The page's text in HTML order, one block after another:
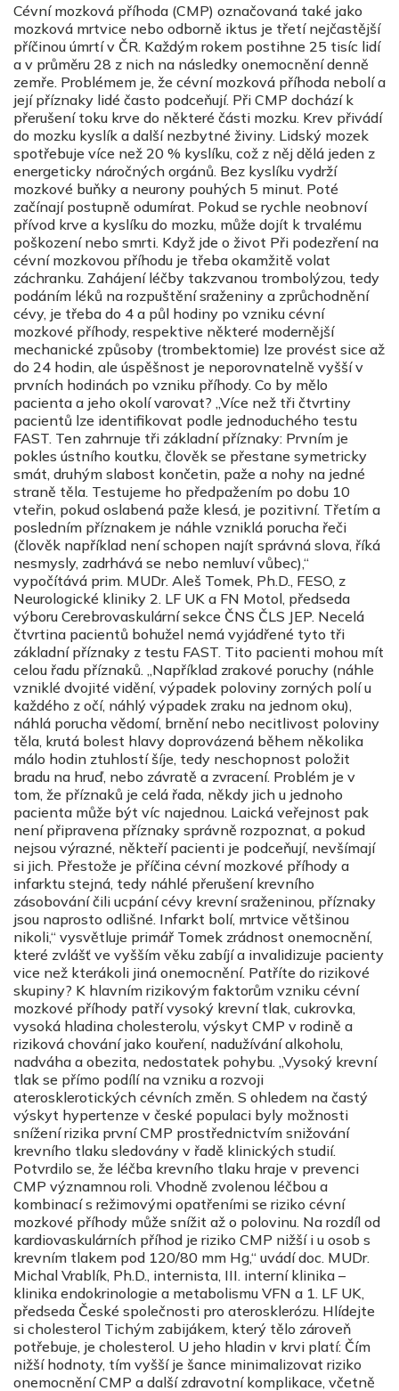
Cévní mozková příhoda (CMP) označovaná také jako
mozková mrtvice nebo odborně iktus je třetí nejčastější
příčinou úmrtí v ČR. Každým rokem postihne 25 tisíc lidí
a v průměru 28 z nich na následky onemocnění denně
zemře. Problémem je, že cévní mozková příhoda nebolí a
její příznaky lidé často podceňují. Při CMP dochází k
přerušení toku krve do některé části mozku. Krev přivádí
do mozku kyslík a další nezbytné živiny. Lidský mozek
spotřebuje více než 20 % kyslíku, což z něj dělá jeden z
energeticky náročných orgánů. Bez kyslíku vydrží
mozkové buňky a neurony pouhých 5 minut. Poté
začínají postupně odumírat. Pokud se rychle neobnoví
přívod krve a kyslíku do mozku, může dojít k trvalému
poškození nebo smrti. Když jde o život Při podezření na
cévní mozkovou příhodu je třeba okamžitě volat
záchranku. Zahájení léčby takzvanou trombolýzou, tedy
podáním léků na rozpuštění sraženiny a zprůchodnění
cévy, je třeba do 4 a půl hodiny po vzniku cévní
mozkové příhody, respektive některé modernější
mechanické způsoby (trombektomie) lze provést sice až
do 24 hodin, ale úspěšnost je neporovnatelně vyšší v
prvních hodinách po vzniku příhody. Co by mělo
pacienta a jeho okolí varovat? „Více než tři čtvrtiny
pacientů lze identifikovat podle jednoduchého testu
FAST. Ten zahrnuje tři základní příznaky: Prvním je
pokles ústního koutku, člověk se přestane symetricky
smát, druhým slabost končetin, paže a nohy na jedné
straně těla. Testujeme ho předpažením po dobu 10
vteřin, pokud oslabená paže klesá, je pozitivní. Třetím a
posledním příznakem je náhle vzniklá porucha řeči
(člověk například není schopen najít správná slova, říká
nesmysly, zadrhává se nebo nemluví vůbec),“
vypočítává prim. MUDr. Aleš Tomek, Ph.D., FESO, z
Neurologické kliniky 2. LF UK a FN Motol, předseda
výboru Cerebrovaskulární sekce ČNS ČLS JEP. Necelá
čtvrtina pacientů bohužel nemá vyjádřené tyto tři
základní příznaky z testu FAST. Tito pacienti mohou mít
celou řadu příznaků. „Například zrakové poruchy (náhle
vzniklé dvojité vidění, výpadek poloviny zorných polí u
každého z očí, náhlý výpadek zraku na jednom oku),
náhlá porucha vědomí, brnění nebo necitlivost poloviny
těla, krutá bolest hlavy doprovázená během několika
málo hodin ztuhlostí šíje, tedy neschopnost položit
bradu na hruď, nebo závratě a zvracení. Problém je v
tom, že příznaků je celá řada, někdy jich u jednoho
pacienta může být víc najednou. Laická veřejnost pak
není připravena příznaky správně rozpoznat, a pokud
nejsou výrazné, někteří pacienti je podceňují, nevšímají
si jich. Přestože je příčina cévní mozkové příhody a
infarktu stejná, tedy náhlé přerušení krevního
zásobování čili ucpání cévy krevní sraženinou, příznaky
jsou naprosto odlišné. Infarkt bolí, mrtvice většinou
nikoli,“ vysvětluje primář Tomek zrádnost onemocnění,
které zvlášť ve vyšším věku zabíjí a invalidizuje pacienty
vice než kterákoli jiná onemocnění. Patříte do rizikové
skupiny? K hlavním rizikovým faktorům vzniku cévní
mozkové příhody patří vysoký krevní tlak, cukrovka,
vysoká hladina cholesterolu, výskyt CMP v rodině a
riziková chování jako kouření, nadužívání alkoholu,
nadváha a obezita, nedostatek pohybu. „Vysoký krevní
tlak se přímo podílí na vzniku a rozvoji
aterosklerotických cévních změn. S ohledem na častý
výskyt hypertenze v české populaci byly možnosti
snížení rizika první CMP prostřednictvím snižování
krevního tlaku sledovány v řadě klinických studií.
Potvrdilo se, že léčba krevního tlaku hraje v prevenci
CMP významnou roli. Vhodně zvolenou léčbou a
kombinací s režimovými opatřeními se riziko cévní
mozkové příhody může snížit až o polovinu. Na rozdíl od
kardiovaskulárních příhod je riziko CMP nižší i u osob s
krevním tlakem pod 120/80 mm Hg,“ uvádí doc. MUDr.
Michal Vrablík, Ph.D., internista, III. interní klinika –
klinika endokrinologie a metabolismu VFN a 1. LF UK,
předseda České společnosti pro aterosklerózu. Hlídejte
si cholesterol Tichým zabijákem, který tělo zároveň
potřebuje, je cholesterol. U jeho hladin v krvi platí: Čím
nižší hodnoty, tím vyšší je šance minimalizovat riziko
onemocnění CMP a další zdravotní komplikace, včetně